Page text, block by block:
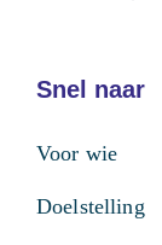
Snel naar
Voor wie
Doelstelling